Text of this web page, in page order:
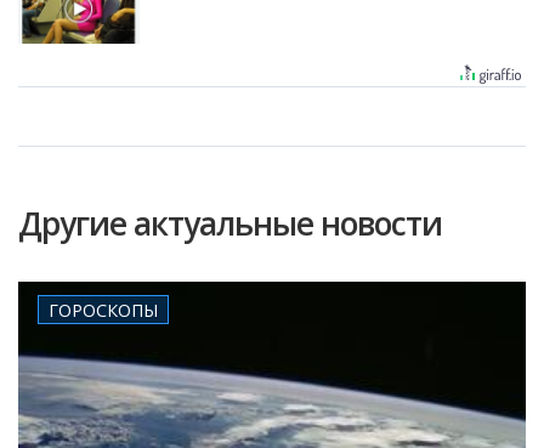
Другие актуальные новости
ГОРОСКОПЫ